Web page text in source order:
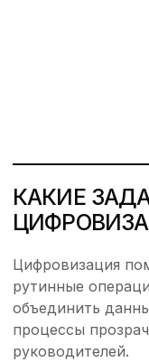
КАКИЕ
Цифровизация
рутинные
объединить
процессы
руководителей.